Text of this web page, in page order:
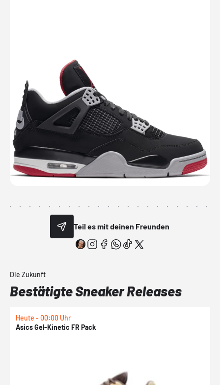
Teil es mit deinen Freunden
Die Zukunft
Bestätigte Sneaker Releases
Heute - 00:00 Uhr
Asics Gel-Kinetic FR Pack